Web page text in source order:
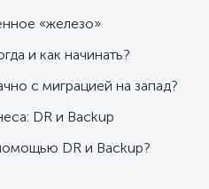
«железо»
и как начинать?
с миграцией на запад?
DR и Backup
DR и Backup?